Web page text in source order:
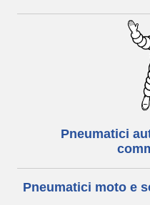
Pneumatici
Pneumatici moto e